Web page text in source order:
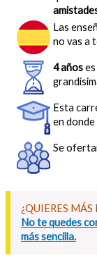
Las
no vas a
4 años
Esta
en donde
Se
¿QUIERES
No te quedes
más sencilla.